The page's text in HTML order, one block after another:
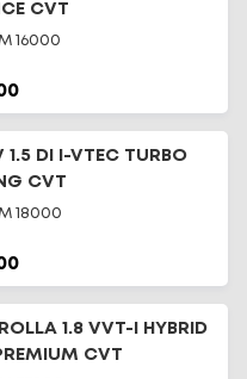
CVT
16000
DI I-VTEC TURBO
CVT
18000
1.8 VVT-I HYBRID
CVT